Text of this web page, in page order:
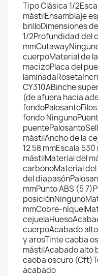
Tipo Clásica 1/
mástilEnsamblaje
brilloDimensiones
1/2Profundidad del
cuerpoMaterial de
macizoPlaca del
CY310ABinche
(de afuera hacia
fondo
mástilAncho de la
12 58 mmEscala
mástilMaterial del
carbonoMaterial
del
mmPunto ABS (5
mmCobre-
cuerpoAcabado
y arosTinte caoba
mástilAcabado alto
caoba oscuro
acabado